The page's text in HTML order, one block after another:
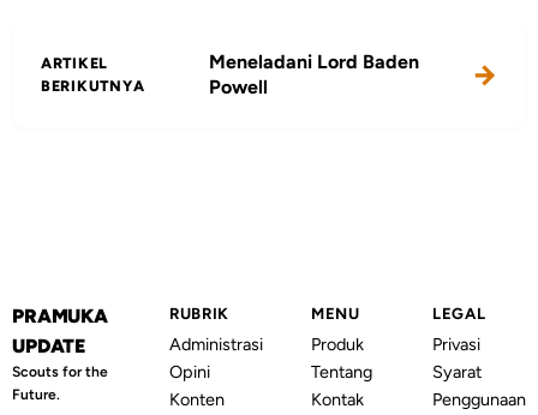
ARTIKEL
BERIKUTNYA
Meneladani Lord Baden
Powell
PRAMUKA
UPDATE
Scouts for the
Future.
RUBRIK
Administrasi
Opini
Konten
MENU
Produk
Tentang
Kontak
LEGAL
Privasi
Syarat
Penggunaan